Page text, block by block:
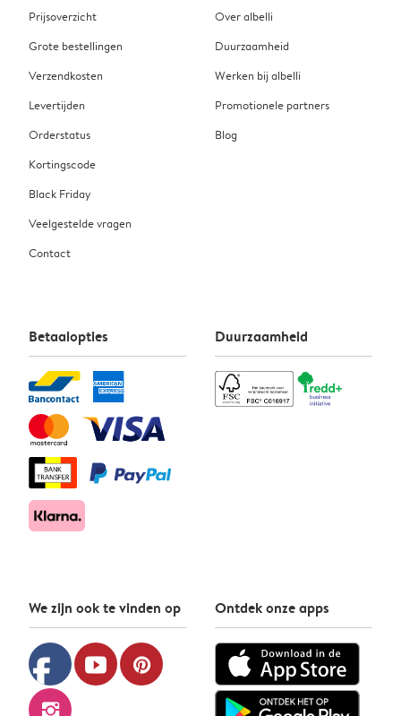
Prijsoverzicht
Grote bestellingen
Verzendkosten
Levertijden
Orderstatus
Kortingscode
Black Friday
Veelgestelde vragen
Contact
Over albelli
Duurzaamheid
Werken bij albelli
Promotionele partners
Blog
Betaalopties Duurzaamheid
We zijn ook te vinden op
facebook youtube pinterest
instagram
Ontdek onze apps